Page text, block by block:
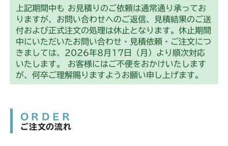
上記期間中も お見積りのご依頼は通常通り承ってお
りますが、お問い合わせへのご返信、見積結果のご送
付および正式注文の処理は休止となります。休止期間
中にいただいたお問い合わせ・見積依頼・ご注文につ
きましては、2026年8月17日（月）より順次対応
いたします。 お客様にはご不便をおかけいたします
が、何卒ご理解賜りますようお願い申し上げます。
ORDER
ご注文の流れ